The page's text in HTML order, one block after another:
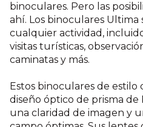
binoculares. Pero las
ahí. Los binoculares Ultima
cualquier actividad,
visitas turísticas,
caminatas y más.
Estos binoculares de
diseño óptico de prisma
una claridad de imagen y